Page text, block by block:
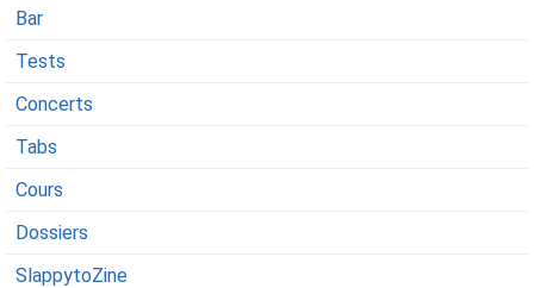
Bar
Tests
Concerts
Tabs
Cours
Dossiers
SlappytoZine